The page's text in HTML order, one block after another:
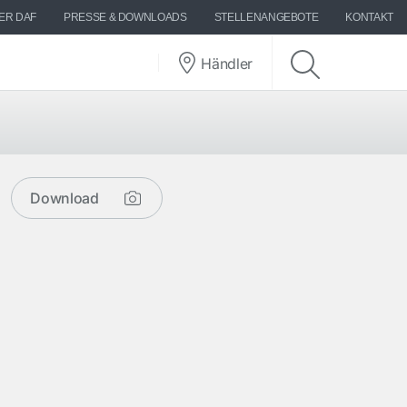
DAF PRESSE & DOWNLOADS STELLENANGEBOTE KONTAKT
Händler
Download